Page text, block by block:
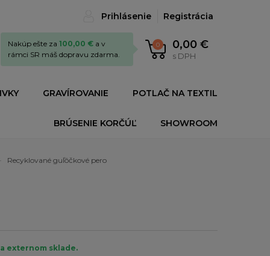
Prihlásenie Registrácia
0 0,00 €
s DPH
Nakúp ešte za 100,00 € a v
rámci SR máš dopravu zdarma.
GRAVÍROVANIE POTLAČ NA TEXTIL
BRÚSENIE KORČÚĽ SHOWROOM
Recyklované guľôčkové pero
externom sklade.